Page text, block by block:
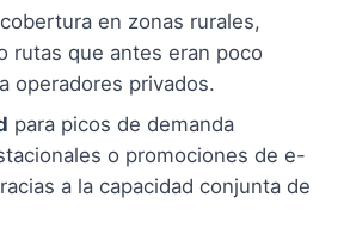
en zonas rurales,
rutas que antes eran poco
operadores privados.
para picos de demanda
o promociones de e-
a la capacidad conjunta de